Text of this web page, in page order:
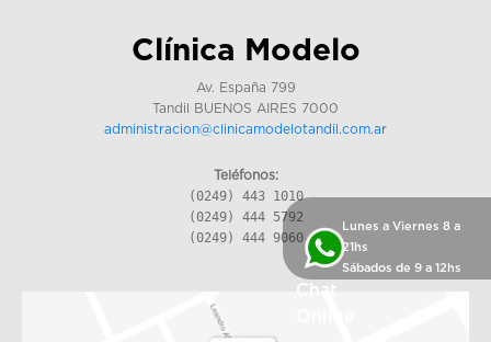
Chat
Lunes a Viernes 8 a
21hs
Sábados de 9 a 12hs
Clínica Modelo
Av. España 799
Tandil BUENOS AIRES 7000
administracion@clinicamodelotandil.com.ar
Teléfonos:
(0249) 443 1010
(0249) 444 5792
(0249) 444 9060